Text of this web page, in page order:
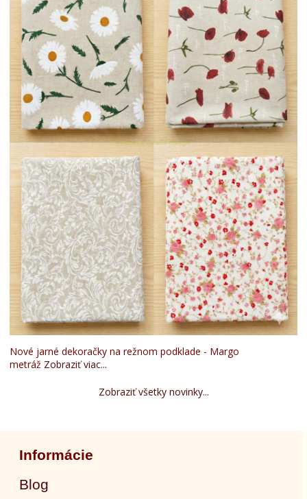
Nové jarné dekoračky na režnom podklade - Margo
metráž Zobraziť viac...
Zobraziť všetky novinky...
Informácie
Blog